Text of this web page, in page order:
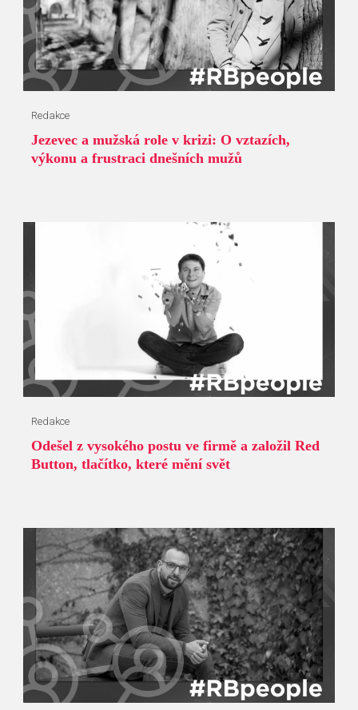
Redakce
Jezevec a mužská role v krizi: O vztazích,
výkonu a frustraci dnešních mužů
Redakce
Odešel z vysokého postu ve firmě a založil Red
Button, tlačítko, které mění svět